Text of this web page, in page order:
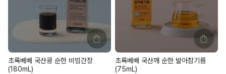
초록베베 국산콩 순한 비빔간장
(180mL)
초록베베 국산깨 순한 발아참기름
(75mL)